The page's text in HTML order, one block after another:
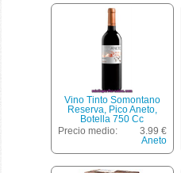
Vino Tinto Somontano
Reserva, Pico Aneto,
Botella 750 Cc
Precio medio:
3.99 €
Aneto